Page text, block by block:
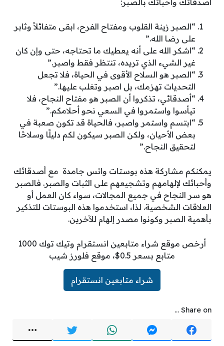
أصدقائك وأحبائك بالصبر:
“الصبر زينة القلوب ومفتاح الفرح، ابقى متفائلاً وثابر
على رضا الله.”
“اشكر الله على أنه يعطيك ما تحتاجه، حتى وإن كان
غير الشيء الذي تريده، تنتظر فقط واصبر.”
“الصبر هو السلاح الأقوى في الحياة، فلا تجعل
التحديات تهزمك، بل اصبر وتغلب عليها.”
“أصدقائي، تذكروا أن الصبر هو مفتاح النجاح، فلا
تيأسوا واستمروا في السعي نحو أحلامكم.”
“ابتسم واستمر واصبر، فالحياة قد تكون صعبة في
بعض الأحيان، ولكن الصبر سيكون لكم دليلًا وسلاحًا
لتحقيق النجاح.”
يمكنكم مشاركة هذه بوستات واتس جامدة مع أصدقائك
وأحبائك لإلهامهم وتشجيعهم على الثبات والصبر. فالصبر
هو سر النجاح في جميع المجالات، سواء كان العمل أو
العلاقات الشخصية. لذا، استخدموا هذه البوستات للتذكير
بأهمية الصبر وكونوا مصدر إلهام للآخرين.
أرخص موقع شراء متابعين انستقرام وتيك توك 1000
متابع بسعر 0.5$، موقع فلورز شيب
شراء متابعين انستقرام
Share on ...